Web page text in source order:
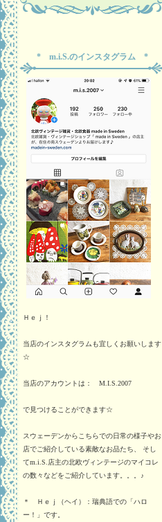
* m.i.S.のインスタグラム *
Ｈｅｊ！
当店のインスタグラムも宜しくお願いします
☆
当店のアカウントは： M.I.S.2007
で見つけることができます☆
スウェーデンからこちらでの日常の様子やお
店でご紹介している素敵なお品たち、 そし
てm.i.S.店主の北欧ヴィンテージのマイコレ
の数々などをご紹介しています。。。♪
＊ Ｈｅｊ（ヘイ）：瑞典語での「ハロ
ー！」です。